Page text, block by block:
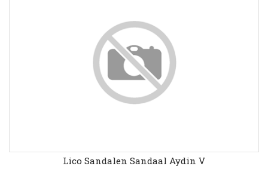
Lico Sandalen Sandaal Aydin V